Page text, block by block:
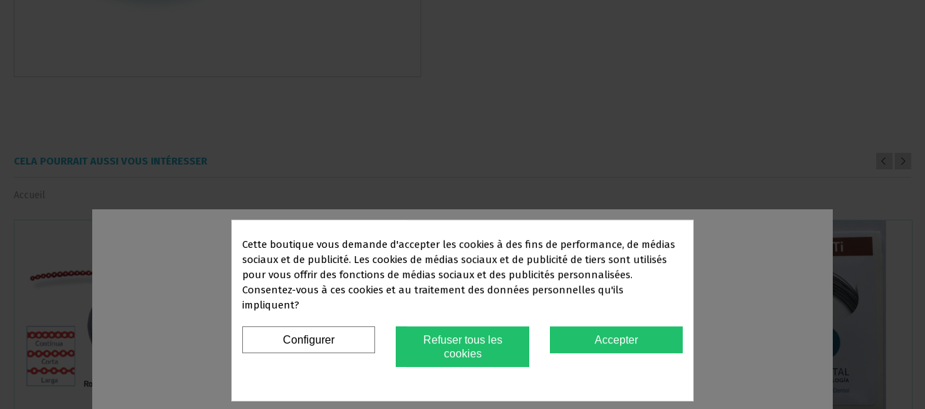
Ce site Web s'adresseexclusivementà
PROFESSIONNELS DU SECTEUR DENTAIRE
Vous devez confirmer que vous êtes un professionnel dentaire
CELA POURRAIT AUSSI VOUS INTÉRESSER
Accueil
Cette boutique vous demande d'accepter les cookies à des fins de performance, de médias
sociaux et de publicité. Les cookies de médias sociaux et de publicité de tiers sont utilisés
pour vous offrir des fonctions de médias sociaux et des publicités personnalisées.
Consentez-vous à ces cookies et au traitement des données personnelles qu'ils
impliquent?
Accepter
Refuser tous les
cookies
Configurer